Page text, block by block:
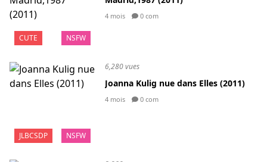
CUTE NSFW
4 mois 0 com
JLBCSDP NSFW
6,280 vues
Joanna Kulig nue dans Elles (2011)
4 mois 0 com